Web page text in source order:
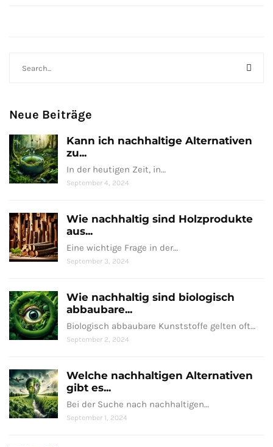
Neue Beiträge
Kann ich nachhaltige Alternativen
zu...
In der heutigen Zeit, in…
September 4, 2024
Wie nachhaltig sind Holzprodukte
aus...
Eine wichtige Frage in der…
September 3, 2024
Wie nachhaltig sind biologisch
abbaubare...
Biologisch abbaubare Kunststoffe gelten oft…
September 2, 2024
Welche nachhaltigen Alternativen
gibt es...
Bei der Suche nach nachhaltigen…
September 1, 2024